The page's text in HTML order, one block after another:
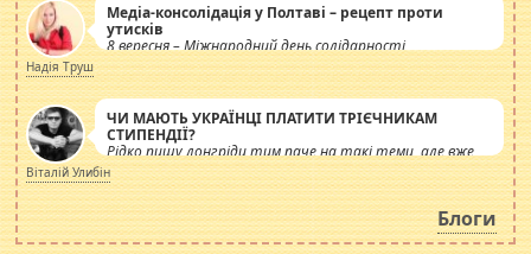
Медіа-консолідація у Полтаві – рецепт проти
утисків
8 вересня – Міжнародний день солідарності
журналістів.
Надія Труш
ЧИ МАЮТЬ УКРАЇНЦІ ПЛАТИТИ ТРІЄЧНИКАМ
СТИПЕНДІЇ?
Рідко пишу лонгріди тим паче на такі теми, але вже
просто дістало! Обурюють сьогоднішні інсенуації
навколо стипендіального питання. Штучно
роздувається ще одна соціальна катастрофа.
Віталій Улибін
Блоги